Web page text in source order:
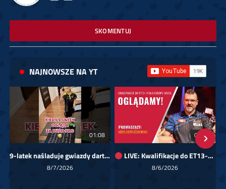
SKOMENTUJ
NAJNOWSZE NA YT
01:08
9-latek naśladuje gwiazdy darta!
8/7/2026
00:00
LIVE: Kwalifikacje do ET13-14 dla Europy Wschodniej
8/6/2026